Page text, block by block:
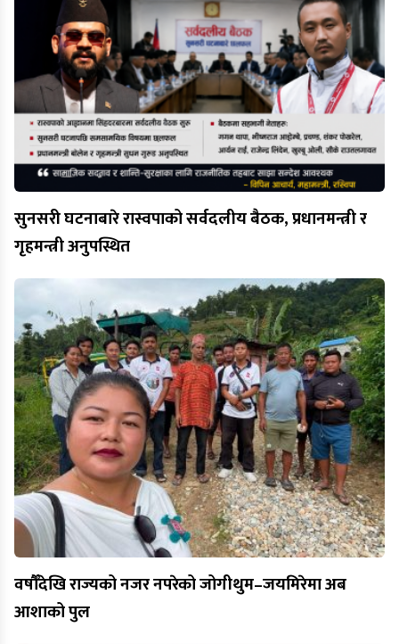
सुनसरी घटनाबारे रास्वपाको सर्वदलीय बैठक, प्रधानमन्त्री र
गृहमन्त्री अनुपस्थित
वर्षौँदेखि राज्यको नजर नपरेको जोगीथुम–जयमिरेमा अब
आशाको पुल